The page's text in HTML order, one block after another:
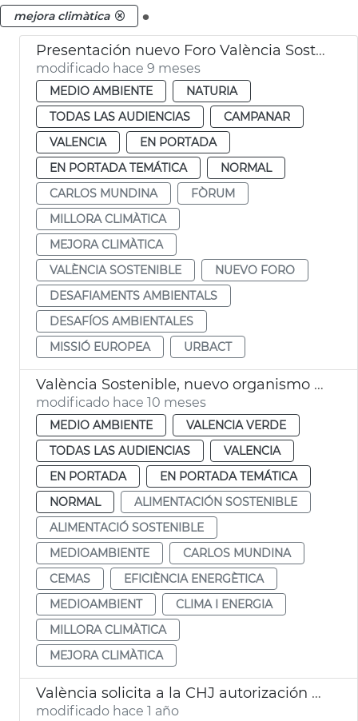
mejora climàtica
Presentación nuevo Foro València Sostenible
modificado hace 9 meses
MEDIO AMBIENTE
NATURIA
TODAS LAS AUDIENCIAS
CAMPANAR
VALENCIA
EN PORTADA
EN PORTADA TEMÁTICA
NORMAL
CARLOS MUNDINA
FÒRUM
MILLORA CLIMÀTICA
MEJORA CLIMÀTICA
VALÈNCIA SOSTENIBLE
NUEVO FORO
DESAFIAMENTS AMBIENTALS
DESAFÍOS AMBIENTALES
MISSIÓ EUROPEA
URBACT
València Sostenible, nuevo organismo autónomo
modificado hace 10 meses
MEDIO AMBIENTE
VALENCIA VERDE
TODAS LAS AUDIENCIAS
VALENCIA
EN PORTADA
EN PORTADA TEMÁTICA
NORMAL
ALIMENTACIÓN SOSTENIBLE
ALIMENTACIÓ SOSTENIBLE
MEDIOAMBIENTE
CARLOS MUNDINA
CEMAS
EFICIÈNCIA ENERGÈTICA
MEDIOAMBIENT
CLIMA I ENERGIA
MILLORA CLIMÀTICA
MEJORA CLIMÀTICA
València solicita a la CHJ autorización para limipar el cauce del Turia
modificado hace 1 año